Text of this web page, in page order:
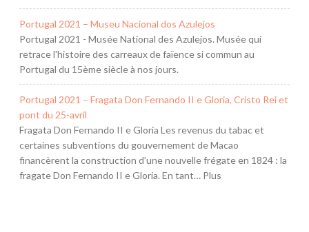
Portugal 2021 – Museu Nacional dos Azulejos
Portugal 2021 - Musée National des Azulejos. Musée qui
retrace l'histoire des carreaux de faïence si commun au
Portugal du 15ème siècle à nos jours.
Portugal 2021 – Fragata Don Fernando II e Gloria, Cristo Rei et
pont du 25-avril
Fragata Don Fernando II e Gloria Les revenus du tabac et
certaines subventions du gouvernement de Macao
financèrent la construction d’une nouvelle frégate en 1824 : la
fragate Don Fernando II e Gloria. En tant… Plus